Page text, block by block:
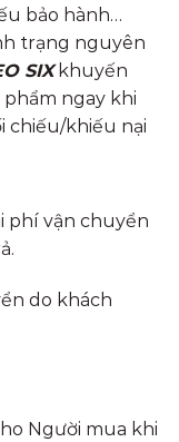
bảo hành…
trạng nguyên
SIXkhuyến
ngay khi
chiếu/khiếu nại
phí vận chuyển
.
do khách
Người mua khi